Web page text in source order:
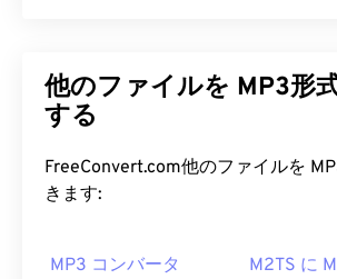
ンにとって便利です。
AIFF ファイルを開くに
ばいいですか?
きます。AIFFを開くことができる他
さなファイルに圧縮し、 デジタル保
可能にするデジタルオーディオコー
用されているオーディオファイルで
イズが小さく、音質も許容範囲内で
他のファイルを MP3形
する
FreeConvert.com他のファイルを
きます:
MP3 コンバータ M2TS に